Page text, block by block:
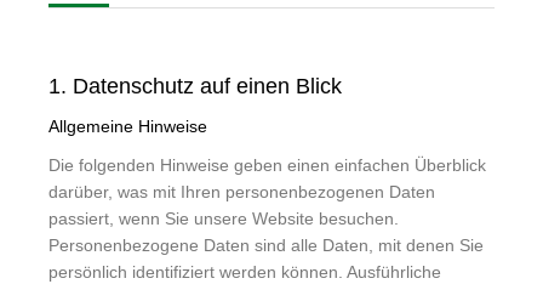
1. Datenschutz auf einen Blick
Allgemeine Hinweise
Die folgenden Hinweise geben einen einfachen Überblick
darüber, was mit Ihren personenbezogenen Daten
passiert, wenn Sie unsere Website besuchen.
Personenbezogene Daten sind alle Daten, mit denen Sie
persönlich identifiziert werden können. Ausführliche